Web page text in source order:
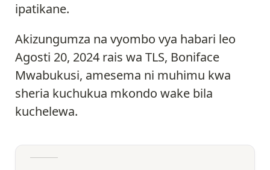
ipatikane.
Akizungumza na vyombo vya habari leo
Agosti 20, 2024 rais wa TLS, Boniface
Mwabukusi, amesema ni muhimu kwa
sheria kuchukua mkondo wake bila
kuchelewa.